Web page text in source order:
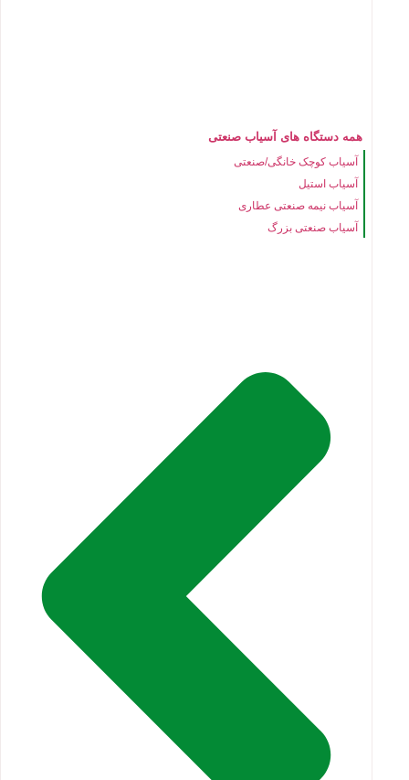
همه دستگاه های آسیاب صنعتی
آسیاب کوچک خانگی/صنعتی
آسیاب استیل
آسیاب نیمه صنعتی عطاری
آسیاب صنعتی بزرگ